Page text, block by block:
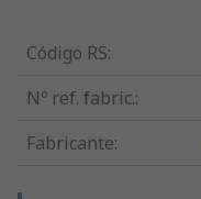
Código RS:
Nº ref. fabric.:
Fabricante: